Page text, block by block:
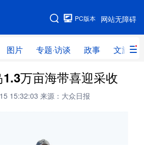
网站无障碍
PC版本
图片 专题·访谈 政事 文旅
网站地图
层 时政 人事
经 网评
万亩海带喜迎采收
15:32:03 来源：大众日报